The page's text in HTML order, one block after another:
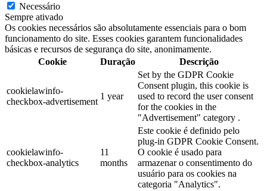
Necessário
Sempre ativado
Os cookies necessários são absolutamente essenciais para o bom
funcionamento do site. Esses cookies garantem funcionalidades
básicas e recursos de segurança do site, anonimamente.
Cookie
Duração Descrição
cookielawinfo-
checkbox-advertisement
1 year
Set by the GDPR Cookie
Consent plugin, this cookie is
used to record the user consent
for the cookies in the
"Advertisement" category .
cookielawinfo-
checkbox-analytics
11
months
Este cookie é definido pelo
plug-in GDPR Cookie Consent.
O cookie é usado para
armazenar o consentimento do
usuário para os cookies na
categoria "Analytics".